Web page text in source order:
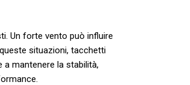
Un forte vento può influire
situazioni, tacchetti
mantenere la ‌stabilità,